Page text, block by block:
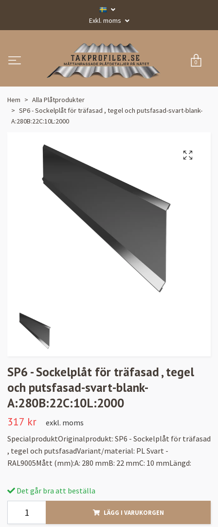
Exkl. moms
0
Hem
Alla Plåtprodukter
SP6 - Sockelplåt för träfasad , tegel och putsfasad-svart-blank-
A:280B:22C:10L:2000
SP6 - Sockelplåt för träfasad , tegel
och putsfasad-svart-blank-
A:280B:22C:10L:2000
317 kr
exkl. moms
SpecialproduktOriginalprodukt: SP6 - Sockelplåt för träfasad
, tegel och putsfasadVariant/material: PL Svart -
RAL9005Mått (mm):A: 280 mmB: 22 mmC: 10 mmLängd:
Det går bra att beställa
LÄGG I VARUKORGEN